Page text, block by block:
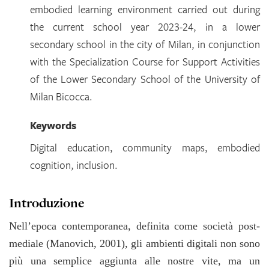
embodied learning environment carried out during
the current school year 2023-24, in a lower
secondary school in the city of Milan, in conjunction
with the Specialization Course for Support Activities
of the Lower Secondary School of the University of
Milan Bicocca.
Keywords
Digital education, community maps, embodied
cognition, inclusion.
Introduzione
Nell’epoca contemporanea, definita come società post-
mediale (Manovich, 2001), gli ambienti digitali non sono
più una semplice aggiunta alle nostre vite, ma un